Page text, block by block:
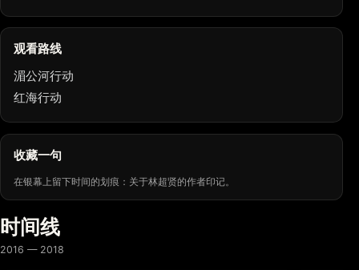
观看路线
湄公河行动
红海行动
收藏一句
在银幕上留下时间的划痕：关于林超贤的作者印记。
时间线
2016 — 2018